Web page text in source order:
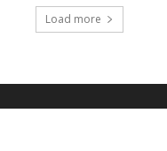
Load more